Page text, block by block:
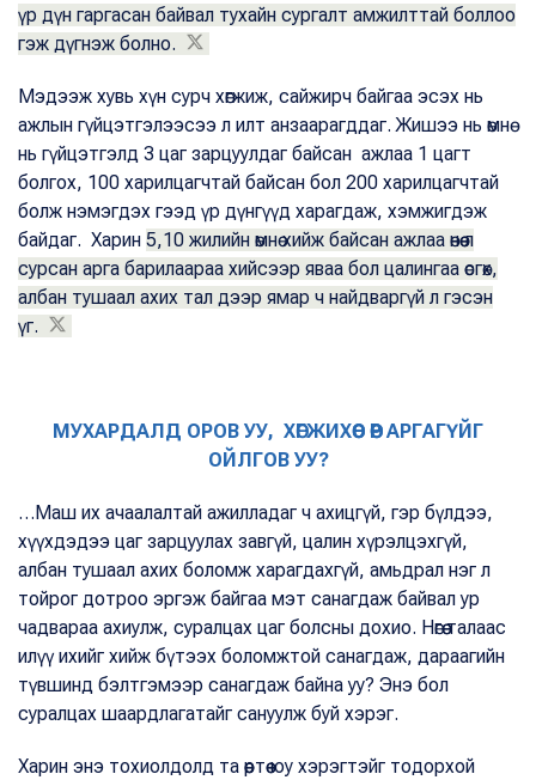
үр дүн гаргасан байвал тухайн сургалт амжилттай боллоо
гэж дүгнэж болно.
Мэдээж хувь хүн сурч хөгжиж, сайжирч байгаа эсэх нь
ажлын гүйцэтгэлээсээ л илт анзаарагддаг. Жишээ нь өмнө
нь гүйцэтгэлд 3 цаг зарцуулдаг байсан ажлаа 1 цагт
болгох, 100 харилцагчтай байсан бол 200 харилцагчтай
болж нэмэгдэх гээд үр дүнгүүд харагдаж, хэмжигдэж
байдаг. Харин 5,10 жилийн өмнө хийж байсан ажлаа өнөө л
сурсан арга барилаараа хийсээр яваа бол цалингаа өсгөх,
албан тушаал ахих тал дээр ямар ч найдваргүй л гэсэн
үг.
МУХАРДАЛД ОРОВ УУ, ХӨГЖИХӨӨС ӨӨР АРГАГҮЙГ
ОЙЛГОВ УУ?
…Маш их ачаалалтай ажилладаг ч ахицгүй, гэр бүлдээ,
хүүхдэдээ цаг зарцуулах завгүй, цалин хүрэлцэхгүй,
албан тушаал ахих боломж харагдахгүй, амьдрал нэг л
тойрог дотроо эргэж байгаа мэт санагдаж байвал ур
чадвараа ахиулж, суралцах цаг болсны дохио. Нөгөө талаас
илүү ихийг хийж бүтээх боломжтой санагдаж, дараагийн
түвшинд бэлтгэмээр санагдаж байна уу? Энэ бол
суралцах шаардлагатайг сануулж буй хэрэг.
Харин энэ тохиолдолд та өөртөө юу хэрэгтэйг тодорхой